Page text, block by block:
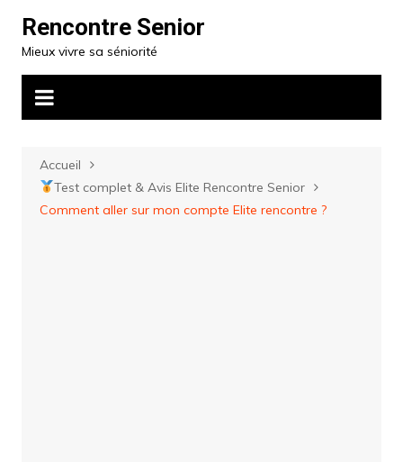
contenu
Rencontre Senior
Mieux vivre sa séniorité
Accueil
Test complet & Avis Elite Rencontre Senior
Comment aller sur mon compte Elite rencontre ?